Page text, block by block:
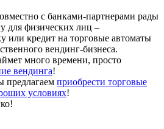
с банками-партнерами рады
для физических лиц –
или кредит на торговые автоматы
вендинг-бизнеса.
много времени, просто
вендинга!
предлагаем приобрести торговые
условиях!